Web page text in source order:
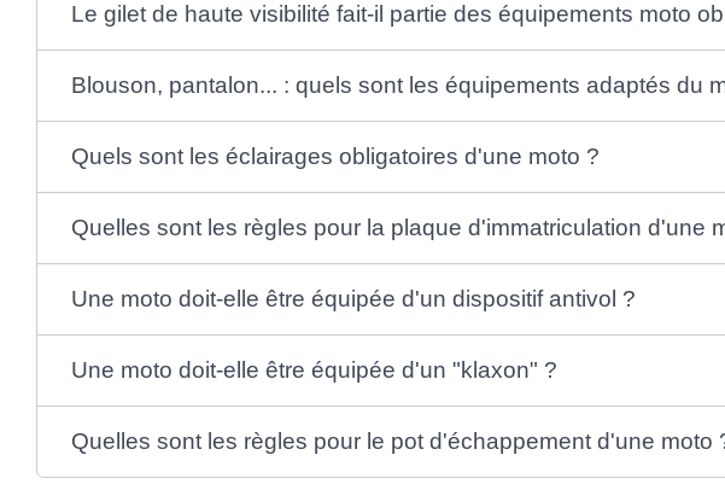
Le gilet de haute visibilité fait-il partie des équipements moto
Blouson, pantalon... : quels sont les équipements adaptés du
Quels sont les éclairages obligatoires d'une moto ?
Quelles sont les règles pour la plaque d'immatriculation d'une
Une moto doit-elle être équipée d'un dispositif antivol ?
Une moto doit-elle être équipée d'un "klaxon" ?
Quelles sont les règles pour le pot d'échappement d'une moto